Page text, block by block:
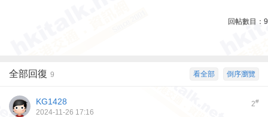
回帖數目： 9
倒序瀏覽
看全部
全部回復 9
2#
KG1428
2024-11-26 17:16